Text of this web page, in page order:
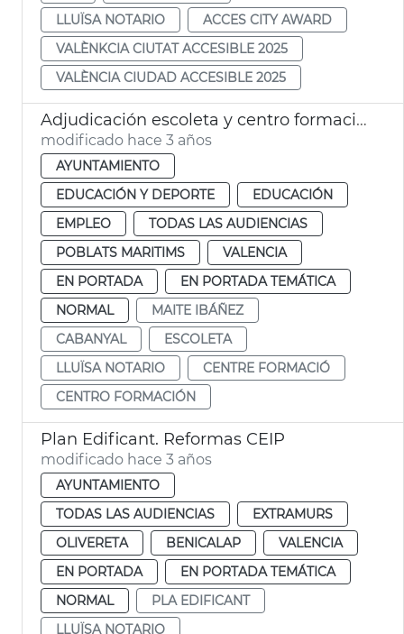
LLUÏSA NOTARIO
ACCES CITY AWARD
VALÈNKCIA CIUTAT ACCESIBLE 2025
VALÈNCIA CIUDAD ACCESIBLE 2025
Adjudicación escoleta y centro formación Cabanyal
modificado hace 3 años
AYUNTAMIENTO
EDUCACIÓN Y DEPORTE
EDUCACIÓN
EMPLEO
TODAS LAS AUDIENCIAS
POBLATS MARITIMS
VALENCIA
EN PORTADA
EN PORTADA TEMÁTICA
NORMAL
MAITE IBÁÑEZ
CABANYAL
ESCOLETA
LLUÏSA NOTARIO
CENTRE FORMACIÓ
CENTRO FORMACIÓN
Plan Edificant. Reformas CEIP
modificado hace 3 años
AYUNTAMIENTO
TODAS LAS AUDIENCIAS
EXTRAMURS
OLIVERETA
BENICALAP
VALENCIA
EN PORTADA
EN PORTADA TEMÁTICA
NORMAL
PLA EDIFICANT
LLUÏSA NOTARIO